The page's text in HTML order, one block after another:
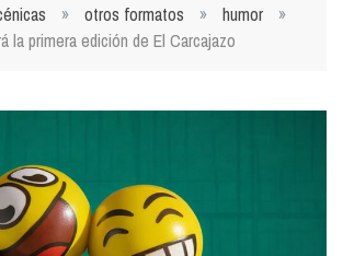
» otros formatos » humor
»
la primera edición de El Carcajazo